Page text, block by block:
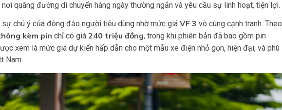
quãng đường di chuyển hàng ngày thường ngắn và yêu cầu sự linh hoạt, tiện lợi.
chú ý của đông đảo người tiêu dùng nhờ mức giáVF 3 vô cùng cạnh tranh. Theo
kèm pin chỉ có giá240 triệu đồng, trong khi phiên bản đã bao gồm pin
xem là mức giá dự kiến hấp dẫn cho một mẫu xe điện nhỏ gọn, hiện đại, và phù
Nam.